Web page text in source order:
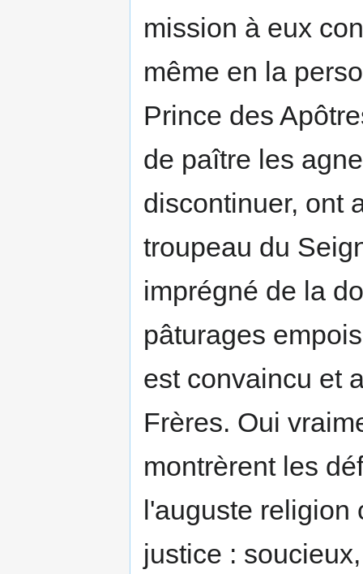
mission à eux
même en la
Prince des
de paître les
discontinuer, ont
troupeau du
imprégné de la
pâturages
est convaincu et
Frères. Oui
montrèrent les
l'auguste religion
justice :